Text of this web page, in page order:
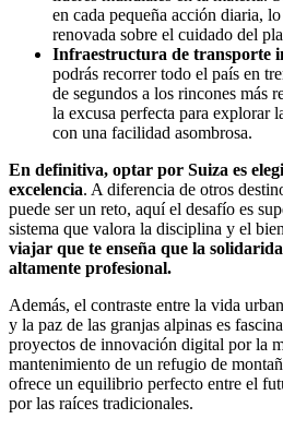
en cada pequeña acción diaria,
renovada sobre el cuidado del
Infraestructura de transporte
podrás recorrer todo el país en
de segundos a los rincones más
la excusa perfecta para explorar
con una facilidad asombrosa.
En definitiva, optar por Suiza es
excelencia. A diferencia de otros
puede ser un reto, aquí el desafío es
sistema que valora la disciplina y el
viajar que te enseña que la
altamente profesional.
Además, el contraste entre la vida
y la paz de las granjas alpinas es
proyectos de innovación digital por la
mantenimiento de un refugio de
ofrece un equilibrio perfecto entre el
por las raíces tradicionales.